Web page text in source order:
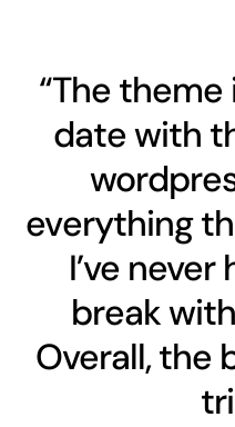
“The
date with
everything
I’ve
break
Overall, the